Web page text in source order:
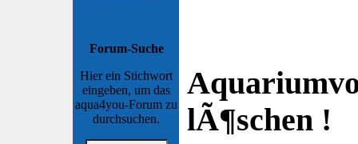
Forum-Suche
Hier ein Stichwort
eingeben, um das
aqua4you-Forum zu
durchsuchen.
lÃ¶schen !